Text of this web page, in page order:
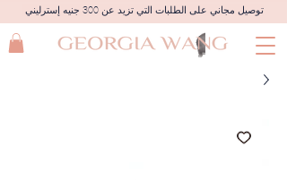
توصيل مجاني على الطلبات التي تزيد عن 300 جنيه إسترليني